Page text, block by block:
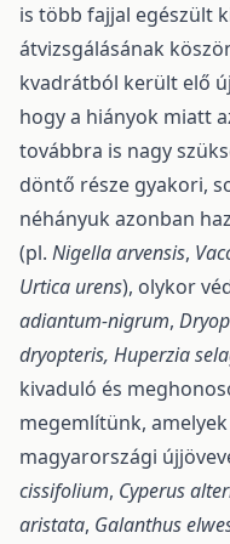
is több fajjal egészült
átvizsgálásának
kvadrátból került elő
hogy a hiányok miatt
továbbra is nagy
döntő része gyakori,
néhányuk azonban
(pl. Nigella arvensis,
Urtica urens), olykor
adiantum-nigrum,
dryopteris, Huperzia
kivaduló és
megemlítünk,
magyarországi
cissifolium, Cyperus
aristata, Galanthus